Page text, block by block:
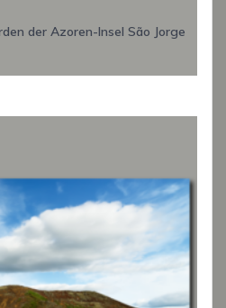
der Azoren-Insel São Jorge